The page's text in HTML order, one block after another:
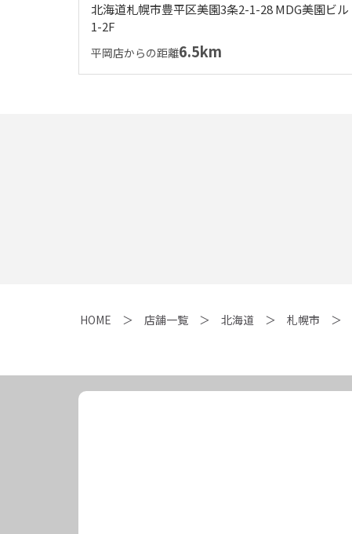
北海道札幌市豊平区美園3条2-1-28 MDG美園ビル
1-2F
平岡店からの距離6.5km
HOME 店舗一覧 北海道 札幌市